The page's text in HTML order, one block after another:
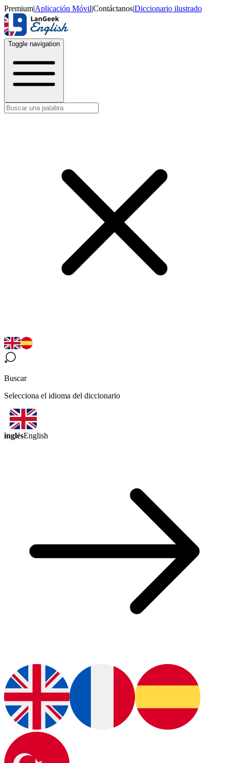
Premium|Aplicación Móvil|Contáctanos|Diccionario ilustrado
Toggle navigation
Buscar
Selecciona el idioma del diccionario
inglésEnglish